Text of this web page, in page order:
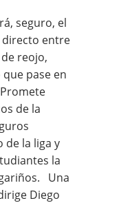
seguro, el
directo entre
de reojo,
pase en
de la
de la liga y
la
Una
Diego